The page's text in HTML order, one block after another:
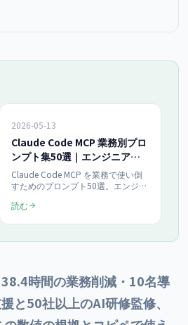
2026-05-13
Claude Code MCP 業務別プロ
ンプト集50選｜エンジニア・
マーケ・営業・総務【2026年6
月最新】
Claude Code MCP を業務で使い倒
すためのプロンプト50選。エンジニ
に、GitHub/Slack/GA4/Notion 等の
開します。
読む
時間の業務削減・10名導
と50社以上のAI研修監修、